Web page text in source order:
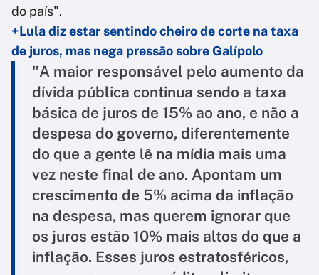
do país".
+Lula diz estar sentindo cheiro de corte na taxa
de juros, mas nega pressão sobre Galípolo
"A maior responsável pelo aumento da
dívida pública continua sendo a taxa
básica de juros de 15% ao ano, e não a
despesa do governo, diferentemente
do que a gente lê na mídia mais uma
vez neste final de ano. Apontam um
crescimento de 5% acima da inflação
na despesa, mas querem ignorar que
os juros estão 10% mais altos do que a
inflação. Esses juros estratosféricos,